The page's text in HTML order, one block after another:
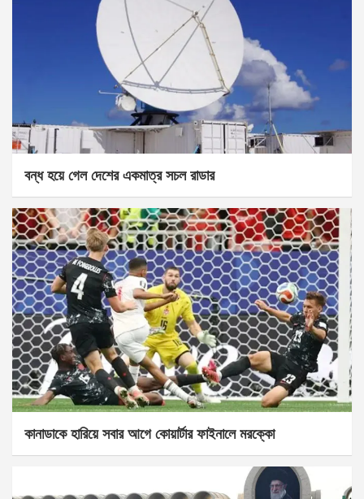
বন্ধ হয়ে গেল দেশের একমাত্র সচল রাডার
কানাডাকে হারিয়ে সবার আগে কোয়ার্টার ফাইনালে মরক্কো